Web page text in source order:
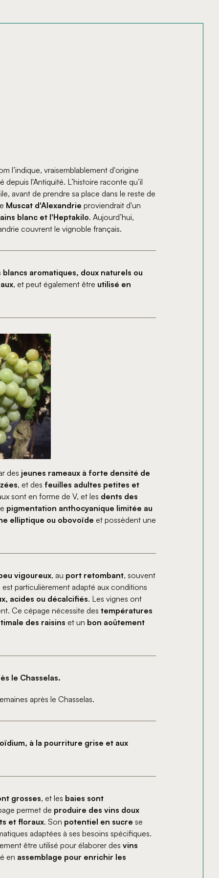
l’indique, vraisemblablement d'origine
l'Antiquité. L’histoire raconte qu’il
avant de prendre sa place dans le reste de
Muscat d'Alexandrie proviendrait d'un
blanc et l'Heptakilo. Aujourd’hui,
couvrent le vignoble français.
blancs aromatiques, doux naturels ou
, et peut également être utilisé en
des jeunes rameaux à forte densité de
, et des feuilles adultes petites et
sont en forme de V, et les dents des
pigmentation anthocyanique limitée au
elliptique ou obovoïde et possèdent une
vigoureux, au port retombant, souvent
est particulièrement adapté aux conditions
acides ou décalcifiés. Les vignes ont
Ce cépage nécessite des températures
des raisins et un bon aoûtement
le Chasselas.
après le Chasselas.
à la pourriture grise et aux
grosses, et les baies sont
permet de produire des vins doux
et floraux. Son potentiel en sucre se
adaptées à ses besoins spécifiques.
être utilisé pour élaborer des vins
en assemblage pour enrichir les